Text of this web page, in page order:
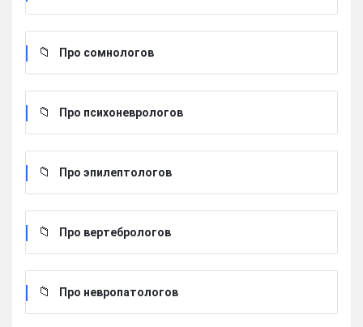
Про сомнологов
Про психоневрологов
Про эпилептологов
Про вертебрологов
Про невропатологов